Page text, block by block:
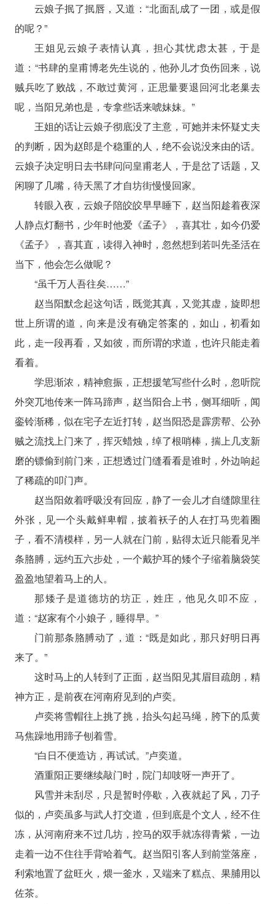
云娘子抿了抿唇，又道：“北面乱成了一团，或是假
的呢？”
王姐见云娘子表情认真，担心其忧虑太甚，于是
道：“书肆的皇甫博老先生说的，他孙儿才负伤回来，说
贼兵吃了败战，不敢过黄河，正思量要退回河北老巢去
呢，当阳兄弟也是，专拿些话来唬妹妹。”
王姐的话让云娘子彻底没了主意，可她并未怀疑丈夫
的判断，因为赵郎是个稳重的人，绝不会说没来由的话。
云娘子决定明日去书肆问问皇甫老人，于是岔了话题，又
闲聊了几嘴，待天黑了才自坊街慢慢回家。
转眼入夜，云娘子陪皎皎早早睡下，赵当阳趁着夜深
人静点灯翻书，少年时他爱《孟子》，喜其壮，如今仍爱
《孟子》，喜其直，读得入神时，忽然想到若叫先圣活在
当下，他会怎么做呢？
“虽千万人吾往矣……”
赵当阳默念起这句话，既觉其真，又觉其虚，旋即想
世上所谓的道，向来是没有确定答案的，如山，初看如
此，走一段再看，又如彼，而所谓的求道，也许只能走着
看着。
学思渐浓，精神愈振，正想援笔写些什么时，忽听院
外突兀地传来一阵马蹄声，赵当阳合上书，侧耳细听，闻
銮铃渐稀，似在宅子左近打转，赵当阳恐是霹雳帮、公孙
贼之流找上门来了，挥灭蜡烛，绰了根哨棒，揣上几支新
磨的镖偷到前门来，正想透过门缝看看是谁时，外边响起
了稀疏的叩门声。
赵当阳敛着呼吸没有回应，静了一会儿才自缝隙里往
外张，见一个头戴鲜卑帽，披着袄子的人在打马兜着圈
子，看不清模样，另一人就在门前，贴得太近只能看见半
条胳膊，远约五六步处，一个戴护耳的矮个子缩着脑袋笑
盈盈地望着马上的人。
那矮子是道德坊的坊正，姓庄，他见久叩不应，
道：“赵家有个小娘子，睡得早。”
门前那条胳膊动了，道：“既是如此，那只好明日再
来了。”
这时马上的人转到了正面，赵当阳见其眉目疏朗，精
神方正，是前夜在河南府见到的卢奕。
卢奕将雪帽往上挑了挑，抬头勾起马绳，胯下的瓜黄
马焦躁地用蹄子刨着雪。
“白日不便造访，再试试。”卢奕道。
酒重阳正要继续敲门时，院门却吱呀一声开了。
风雪并未刮尽，只是暂时停歇，入夜就起了风，刀子
似的，卢奕虽多与武人打交道，但到底是个文人，经不住
冻，从河南府来不过几坊，控马的双手就冻得青紫，一边
走着一边不住往手背哈着气。赵当阳引客人到前堂落座，
利索地置了盆旺火，煨一釜水，又端来了糕点、果脯用以
佐茶。